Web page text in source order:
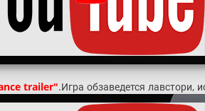
trailer".Игра обзаведется лавстори,